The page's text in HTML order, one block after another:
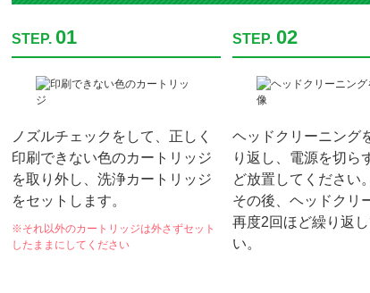
STEP.01
ノズルチェックをして、正しく
印刷できない色のカートリッジ
を取り外し、洗浄カートリッジ
をセットします。
※それ以外のカートリッジは外さずセット
したままにしてください
STEP.02
ヘッドクリーニング
り返し、電源を切ら
ど放置してください。
その後、ヘッドクリ
再度2回ほど繰り返
い。